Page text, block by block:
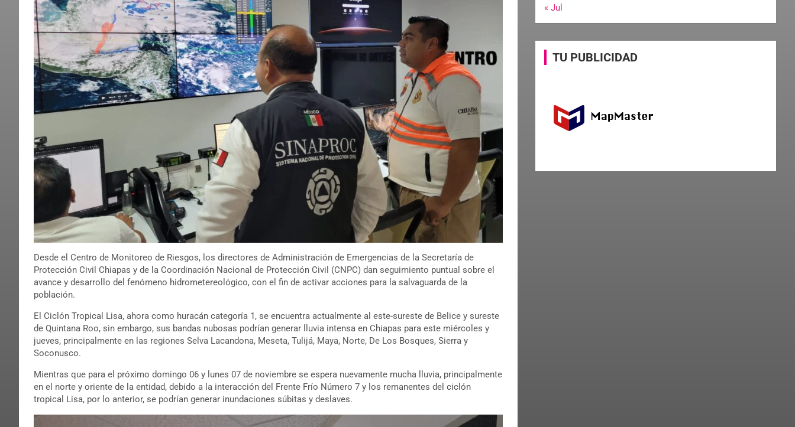
Desde el Centro de Monitoreo de Riesgos, los directores de Administración de Emergencias de la Secretaría de
Protección Civil Chiapas y de la Coordinación Nacional de Protección Civil (CNPC) dan seguimiento puntual sobre el
avance y desarrollo del fenómeno hidrometereológico, con el fin de activar acciones para la salvaguarda de la
población.
El Ciclón Tropical Lisa, ahora como huracán categoría 1, se encuentra actualmente al este-sureste de Belice y sureste
de Quintana Roo, sin embargo, sus bandas nubosas podrían generar lluvia intensa en Chiapas para este miércoles y
jueves, principalmente en las regiones Selva Lacandona, Meseta, Tulijá, Maya, Norte, De Los Bosques, Sierra y
Soconusco.
Mientras que para el próximo domingo 06 y lunes 07 de noviembre se espera nuevamente mucha lluvia, principalmente
en el norte y oriente de la entidad, debido a la interacción del Frente Frío Número 7 y los remanentes del ciclón
tropical Lisa, por lo anterior, se podrían generar inundaciones súbitas y deslaves.
« Jul
TU PUBLICIDAD